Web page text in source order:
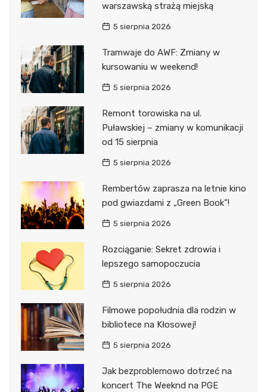
warszawską strażą miejską
5 sierpnia 2026
Tramwaje do AWF: Zmiany w
kursowaniu w weekend!
5 sierpnia 2026
Remont torowiska na ul.
Puławskiej – zmiany w komunikacji
od 15 sierpnia
5 sierpnia 2026
Rembertów zaprasza na letnie kino
pod gwiazdami z „Green Book”!
5 sierpnia 2026
Rozciąganie: Sekret zdrowia i
lepszego samopoczucia
5 sierpnia 2026
Filmowe popołudnia dla rodzin w
bibliotece na Kłosowej!
5 sierpnia 2026
Jak bezproblemowo dotrzeć na
koncert The Weeknd na PGE